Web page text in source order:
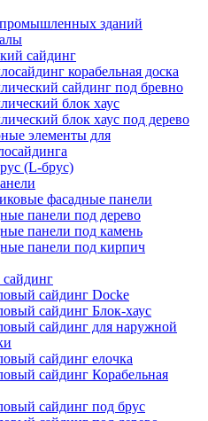
зданий
сайдинг
корабельная доска
сайдинг под бревно
блок хаус
блок хаус под дерево
элементы для
(L-брус)
фасадные панели
панели под дерево
панели под камень
панели под кирпич
сайдинг Docke
сайдинг Блок-хаус
сайдинг для наружной
сайдинг елочка
сайдинг Корабельная
сайдинг под брус